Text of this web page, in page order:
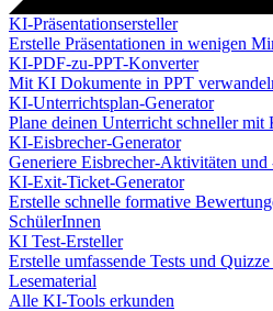
KI-Präsentationsersteller
Erstelle Präsentationen in wenigen
KI-PDF-zu-PPT-Konverter
Mit KI Dokumente in PPT
KI-Unterrichtsplan-Generator
Plane deinen Unterricht schneller mit
KI-Eisbrecher-Generator
Generiere Eisbrecher-Aktivitäten und
KI-Exit-Ticket-Generator
Erstelle schnelle formative
SchülerInnen
KI Test-Ersteller
Erstelle umfassende Tests und
Lesematerial
Alle KI-Tools erkunden